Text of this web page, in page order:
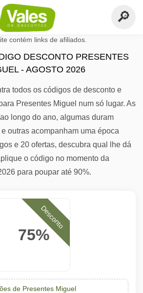
contém links de afiliados.
DESCONTO PRESENTES
- AGOSTO 2026
todos os códigos de desconto e
Presentes Miguel num só lugar. As
longo do ano, algumas duram
outras acompanham uma época
e 20 ofertas, descubra qual lhe dá
o código no momento da
para poupar até 90%.
75%
Desconto
de Presentes Miguel